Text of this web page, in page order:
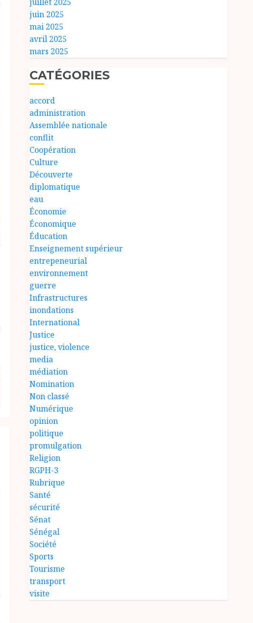
juin 2025
mai 2025
avril 2025
mars 2025
CATÉGORIES
accord
administration
Assemblée nationale
conflit
Coopération
Culture
Découverte
diplomatique
eau
Économie
Économique
Éducation
Enseignement supérieur
entrepeneurial
environnement
guerre
Infrastructures
inondations
International
Justice
justice, violence
media
médiation
Nomination
Non classé
Numérique
opinion
politique
promulgation
Religion
RGPH-3
Rubrique
Santé
sécurité
Sénat
Sénégal
Société
Sports
Tourisme
transport
visite